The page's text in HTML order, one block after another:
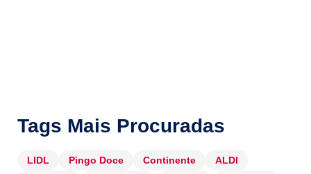
Tags Mais Procuradas
LIDL Pingo Doce Continente
ALDI